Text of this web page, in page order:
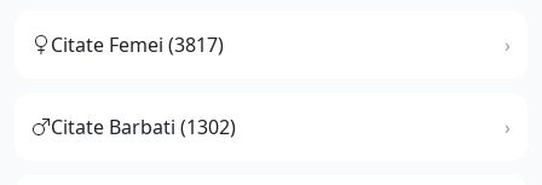
Citate Femei (3817)
Citate Barbati (1302)